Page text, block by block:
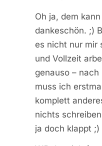
Oh ja, dem
dankeschön. ;)
es nicht nur mir
und Vollzeit
genauso – nach
muss ich
komplett
nichts
ja doch klappt ;)